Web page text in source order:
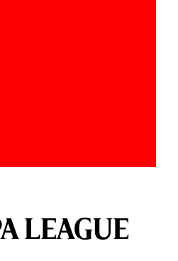
LEAGUE